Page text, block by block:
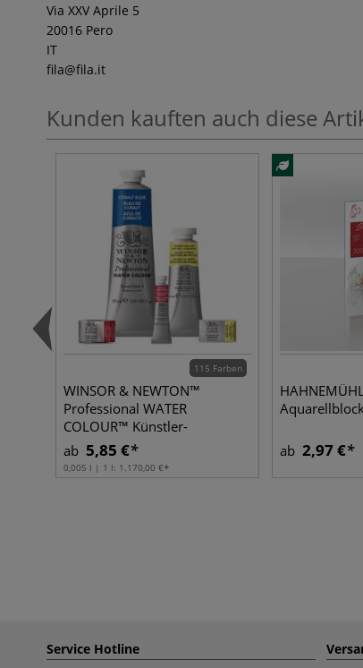
Via XXV Aprile 5
20016 Pero
IT
fila@fila.it
Kunden kauften auch diese
115 Farben
WINSOR & NEWTON™
Professional WATER
COLOUR™ Künstler-
Aquarellfarbe, einzeln
ab 5,85 €
0,005 l | 1 l: 1.170,00 €
ab 2,97 €
Service Hotline